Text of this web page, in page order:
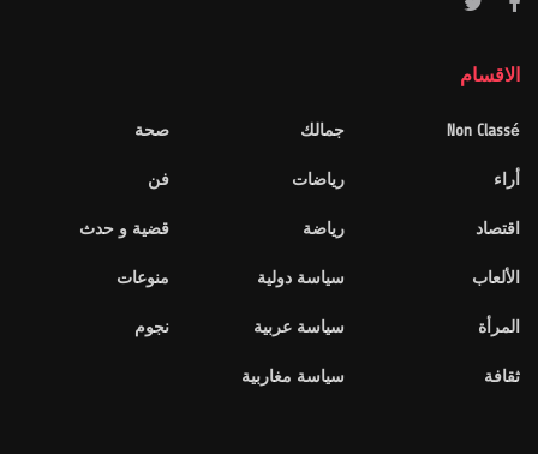
الاقسام
Non Classé
أراء
اقتصاد
الألعاب
المرأة
ثقافة
جمالك
رياضات
رياضة
سياسة دولية
سياسة عربية
سياسة مغاربية
صحة
فن
قضية و حدث
منوعات
نجوم